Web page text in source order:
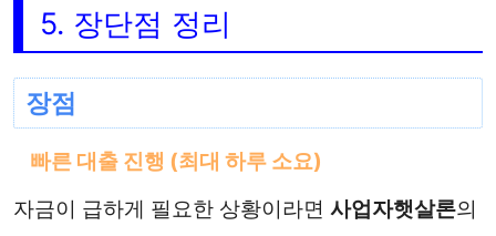
5. 장단점 정리
장점
빠른 대출 진행 (최대 하루 소요)
자금이 급하게 필요한 상황이라면 사업자햇살론의